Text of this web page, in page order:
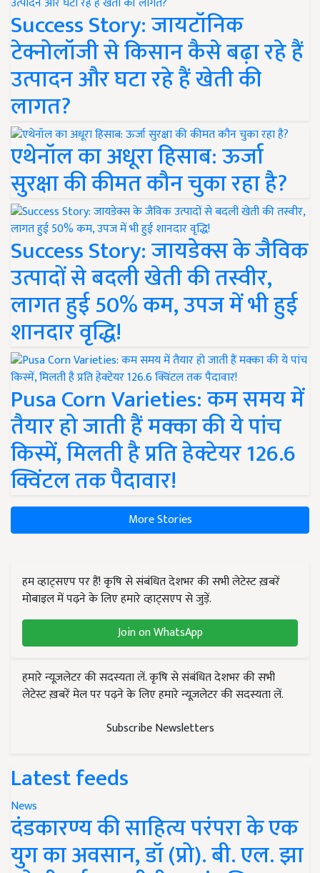
Success Story: जायटॉनिक
टेक्नोलॉजी से किसान कैसे बढ़ा रहे हैं
उत्पादन और घटा रहे हैं खेती की
लागत?
एथेनॉल का अधूरा हिसाब: ऊर्जा
सुरक्षा की कीमत कौन चुका रहा है?
Success Story: जायडेक्स के जैविक
उत्पादों से बदली खेती की तस्वीर,
लागत हुई 50% कम, उपज में भी हुई
शानदार वृद्धि!
Pusa Corn Varieties: कम समय में
तैयार हो जाती हैं मक्का की ये पांच
किस्में, मिलती है प्रति हेक्टेयर 126.6
क्विंटल तक पैदावार!
More Stories
हम व्हाट्सएप पर हैं! कृषि से संबंधित देशभर की सभी लेटेस्ट ख़बरें
मोबाइल में पढ़ने के लिए हमारे व्हाट्सएप से जुड़ें.
Join on WhatsApp
हमारे न्यूज़लेटर की सदस्यता लें. कृषि से संबंधित देशभर की सभी
लेटेस्ट ख़बरें मेल पर पढ़ने के लिए हमारे न्यूज़लेटर की सदस्यता लें.
Subscribe Newsletters
Latest feeds
News
दंडकारण्य की साहित्य परंपरा के एक
युग का अवसान, डॉ (प्रो). बी. एल. झा